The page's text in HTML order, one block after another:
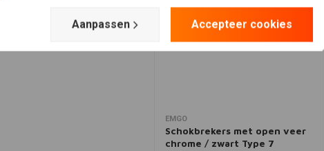
Toevoegen aan winkelwagen
EMGO
Schokbrekers met open veer
chrome / zwart Type 7
Aanpassen Accepteer cookies